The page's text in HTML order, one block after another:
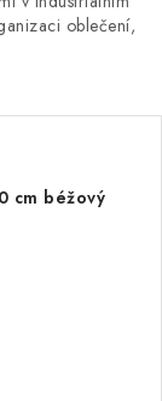
oblečení,
cm béžový